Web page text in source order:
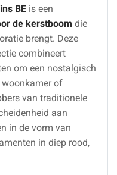
BE is een
de kerstboom die
brengt. Deze
combineert
om een nostalgisch
woonkamer of
van traditionele
aan
in de vorm van
in diep rood,